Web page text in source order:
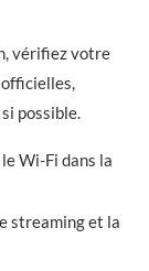
vérifiez votre
possible.
Wi-Fi dans la
streaming et la